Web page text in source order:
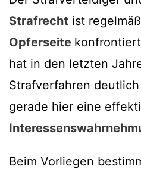
Strafrecht ist
Opferseite
hat in den letzten
Strafverfahren
gerade hier eine
Beim Vorliegen